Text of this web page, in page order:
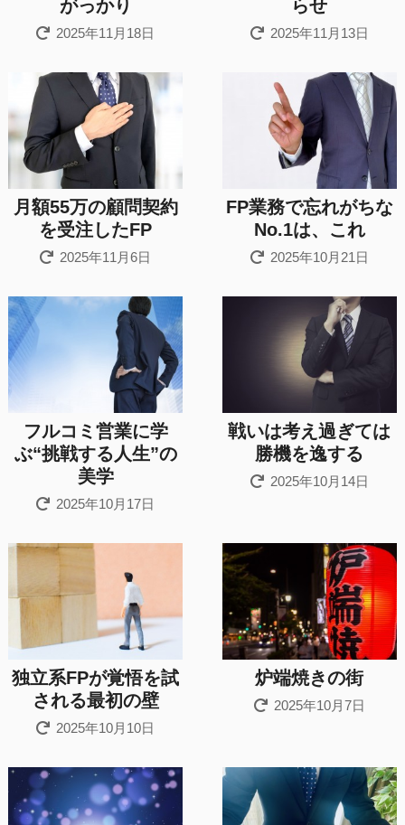
がっかり
2025年11月18日
らせ
2025年11月13日
月額55万の顧問契約
を受注したFP
2025年11月6日
FP業務で忘れがちな
No.1は、これ
2025年10月21日
フルコミ営業に学
ぶ“挑戦する人生”の
美学
2025年10月17日
戦いは考え過ぎては
勝機を逸する
2025年10月14日
独立系FPが覚悟を試
される最初の壁
2025年10月10日
炉端焼きの街
2025年10月7日